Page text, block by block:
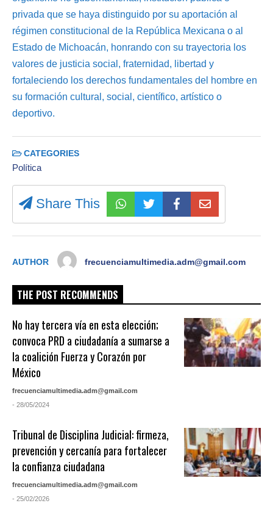
privada que se haya distinguido por su aportación al
régimen constitucional de la República Mexicana o al
Estado de Michoacán, honrando con su trayectoria los
valores de justicia social, fraternidad, libertad y
fortaleciendo los derechos fundamentales del hombre en
su formación cultural, social, científico, artístico o
deportivo.
CATEGORIES
Política
Share This
AUTHOR frecuenciamultimedia.adm@gmail.com
THE POST RECOMMENDS
No hay tercera vía en esta elección;
convoca PRD a ciudadanía a sumarse a
la coalición Fuerza y Corazón por
México
frecuenciamultimedia.adm@gmail.com
- 28/05/2024
Tribunal de Disciplina Judicial: firmeza,
prevención y cercanía para fortalecer
la confianza ciudadana
frecuenciamultimedia.adm@gmail.com
- 25/02/2026